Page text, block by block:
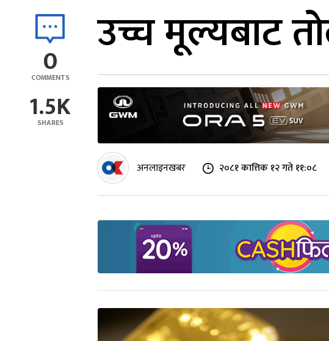
0
COMMENTS
1.5K
SHARES
उच्च मूल्यबाट
अनलाइनखबर २०८१ कात्तिक १२ गते ११:०८